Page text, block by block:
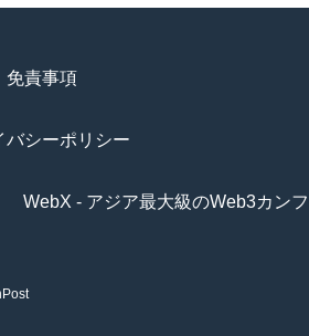
免責事項
バシーポリシー
WebX - アジア最大級のWeb3カン